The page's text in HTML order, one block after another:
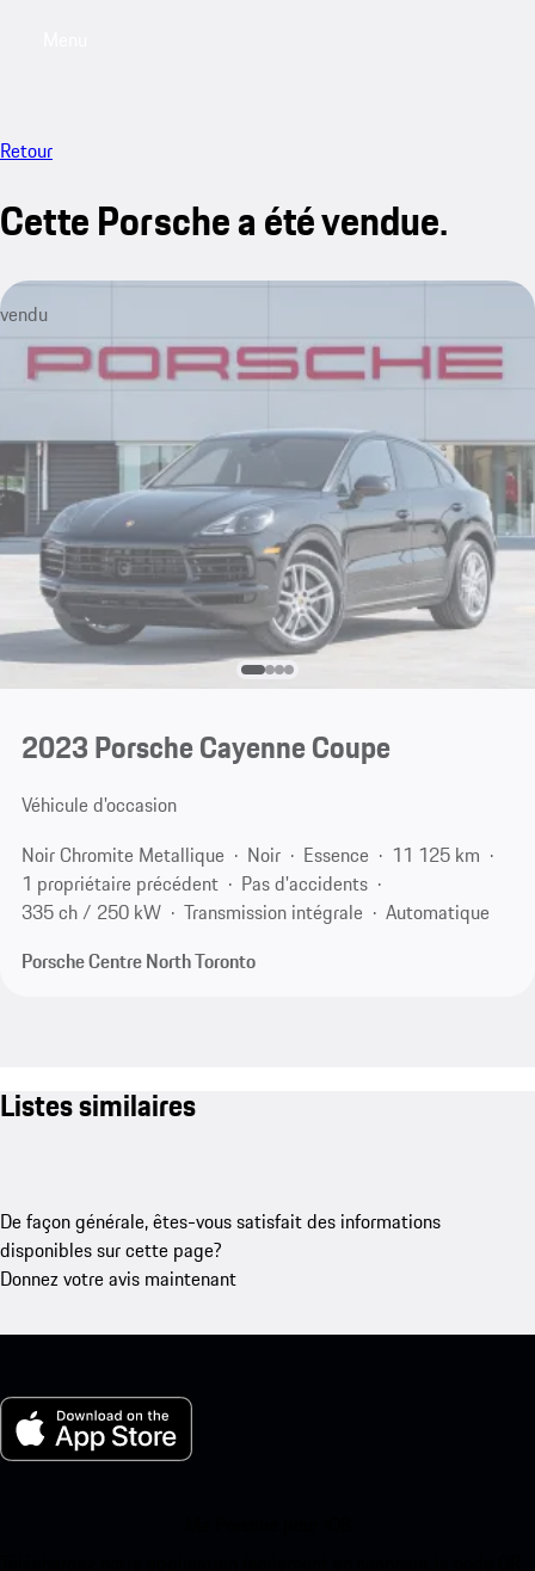
Retour
Cette Porsche a été vendue.
vendu
2023 Porsche Cayenne Coupe
Véhicule d'occasion
Noir Chromite Metallique
Noir Essence
11 125 km
1 propriétaire précédent
Pas d'accidents
335 ch / 250 kW
Transmission intégrale
Automatique
Porsche Centre North Toronto
Listes similaires
De façon générale, êtes-vous satisfait des informations
disponibles sur cette page?
Donnez votre avis maintenant